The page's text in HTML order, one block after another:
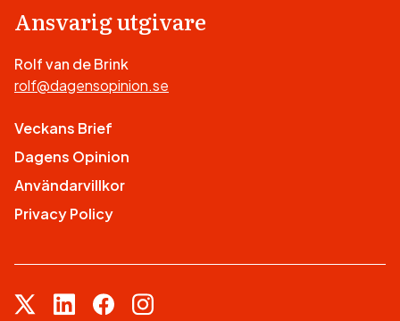
Ansvarig utgivare
Rolf van de Brink
rolf@dagensopinion.se
Veckans Brief
Dagens Opinion
Användarvillkor
Privacy Policy